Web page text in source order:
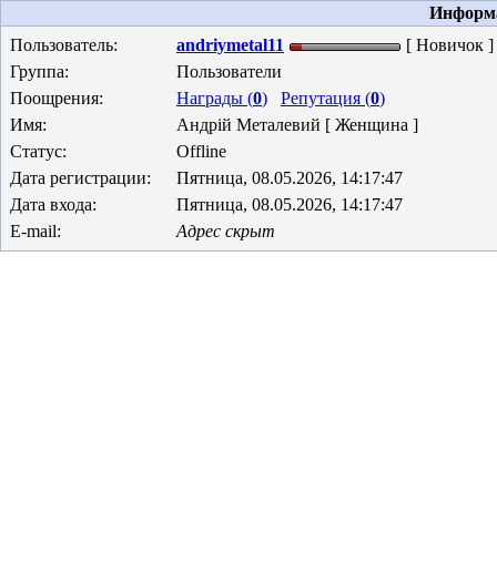
Пользователь:
andriymetal11
[ Новичок ]
Группа:
Пользователи
Поощрения:
Награды (0) Репутация (0)
Имя:
Андрій Металевий [ Женщина ]
Статус:
Offline
Дата регистрации:
Пятница, 08.05.2026, 14:17:47
Дата входа:
Пятница, 08.05.2026, 14:17:47
E-mail:
Адрес скрыт